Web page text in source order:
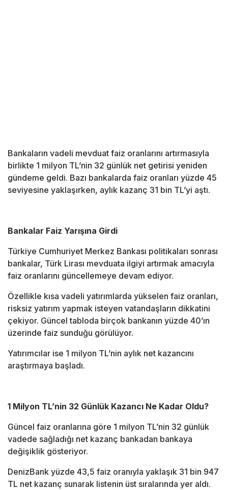
Bankaların vadeli mevduat faiz oranlarını artırmasıyla
birlikte 1 milyon TL’nin 32 günlük net getirisi yeniden
gündeme geldi. Bazı bankalarda faiz oranları yüzde 45
seviyesine yaklaşırken, aylık kazanç 31 bin TL’yi aştı.
Bankalar Faiz Yarışına Girdi
Türkiye Cumhuriyet Merkez Bankası politikaları sonrası
bankalar, Türk Lirası mevduata ilgiyi artırmak amacıyla
faiz oranlarını güncellemeye devam ediyor.
Özellikle kısa vadeli yatırımlarda yükselen faiz oranları,
risksiz yatırım yapmak isteyen vatandaşların dikkatini
çekiyor. Güncel tabloda birçok bankanın yüzde 40’ın
üzerinde faiz sunduğu görülüyor.
Yatırımcılar ise 1 milyon TL’nin aylık net kazancını
araştırmaya başladı.
1 Milyon TL’nin 32 Günlük Kazancı Ne Kadar Oldu?
Güncel faiz oranlarına göre 1 milyon TL’nin 32 günlük
vadede sağladığı net kazanç bankadan bankaya
değişiklik gösteriyor.
DenizBank yüzde 43,5 faiz oranıyla yaklaşık 31 bin 947
TL net kazanç sunarak listenin üst sıralarında yer aldı.